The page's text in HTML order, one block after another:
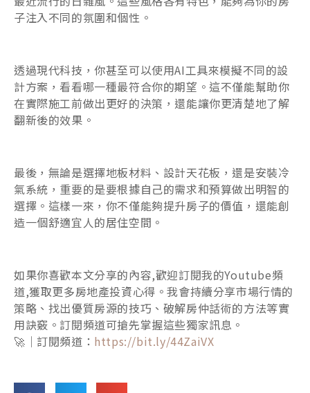
子注入不同的氛圍和個性。
透過現代科技，你甚至可以使用AI工具來模擬不同的設
計方案，看看哪一種最符合你的期望。這不僅能幫助你
在實際施工前做出更好的決策，還能讓你更清楚地了解
翻新後的效果。
最後，無論是選擇地板材料、設計天花板，還是安裝冷
氣系統，重要的是要根據自己的需求和預算做出明智的
選擇。這樣一來，你不僅能夠提升房子的價值，還能創
造一個舒適宜人的居住空間。
如果你喜歡本文分享的內容,歡迎訂閱我的Youtube頻
道,獲取更多房地產投資心得。我會持續分享市場行情的
策略、找出優質房源的技巧、破解房仲話術的方法等實
用訣竅。訂閱頻道可搶先掌握這些獨家訊息。
🚀｜訂閱頻道： https://bit.ly/44ZaiVX